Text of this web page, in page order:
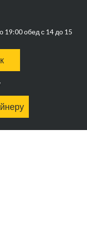
обед с 14 до 15